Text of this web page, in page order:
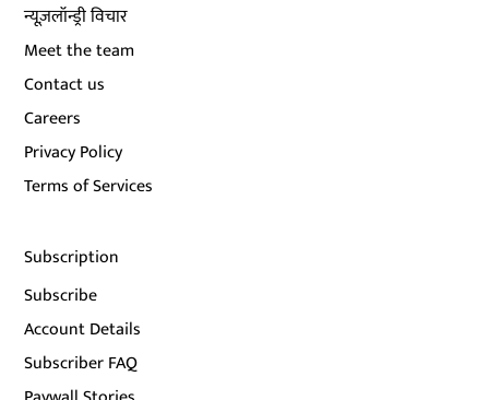
न्यूज़लॉन्ड्री विचार
Meet the team
Contact us
Careers
Privacy Policy
Terms of Services
Subscription
Subscribe
Account Details
Subscriber FAQ